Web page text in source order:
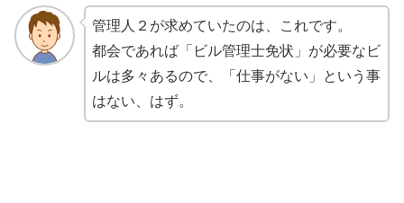
管理人２が求めていたのは、これです。
都会であれば「ビル管理士免状」が必要なビ
ルは多々あるので、「仕事がない」という事
はない、はず。